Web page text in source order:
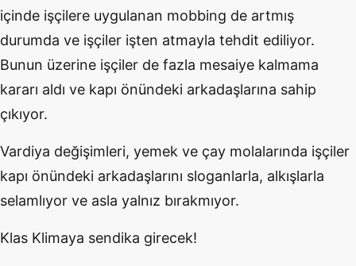
içinde işçilere uygulanan mobbing de artmış
durumda ve işçiler işten atmayla tehdit ediliyor.
Bunun üzerine işçiler de fazla mesaiye kalmama
kararı aldı ve kapı önündeki arkadaşlarına sahip
çıkıyor.
Vardiya değişimleri, yemek ve çay molalarında işçiler
kapı önündeki arkadaşlarını sloganlarla, alkışlarla
selamlıyor ve asla yalnız bırakmıyor.
Klas Klimaya sendika girecek!